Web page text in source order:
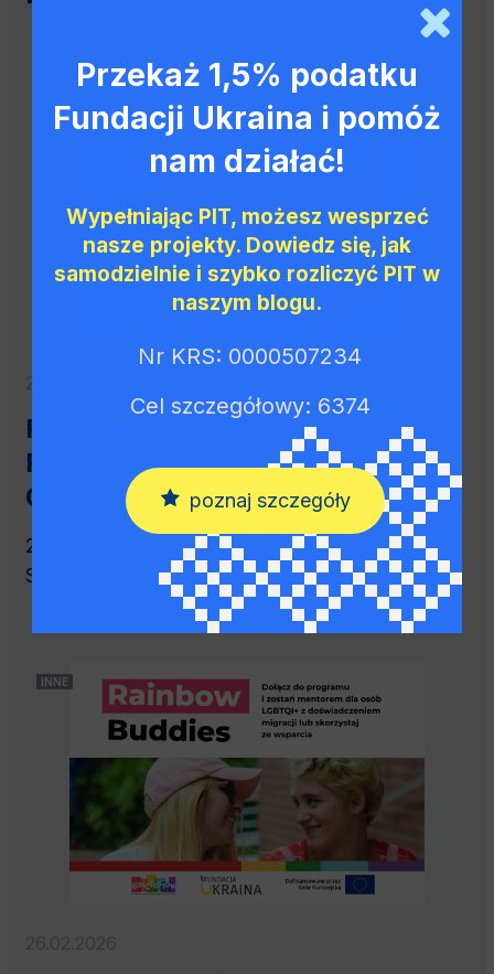
INNE
Fundacja Ukraina na Civil Society
Forum przed Ukraine Recovery
Conference 2026
24 czerwca 2026 roku w Europejskim Centrum
Solidarności w Gdańsku...
INNE
Przekaż 1,5% podatku
Fundacji Ukraina i pomóż
nam działać!
Wypełniając PIT, możesz wesprzeć
nasze projekty. Dowiedz się, jak
samodzielnie i szybko rozliczyć PIT w
naszym blogu.
Nr KRS: 0000507234
Cel szczegółowy: 6374
poznaj szczegóły